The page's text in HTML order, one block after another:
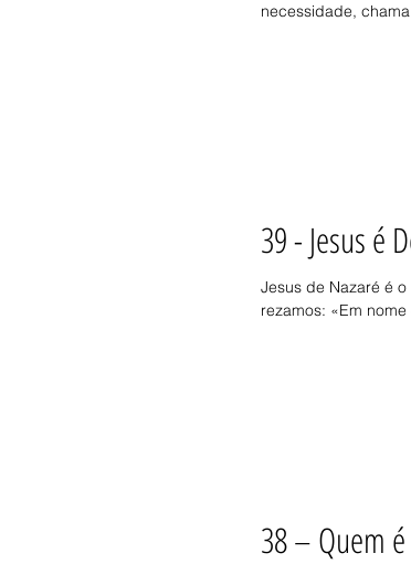
necessidade,
39 - Jesus é
Jesus de Nazaré é
rezamos: «Em
38 – Quem